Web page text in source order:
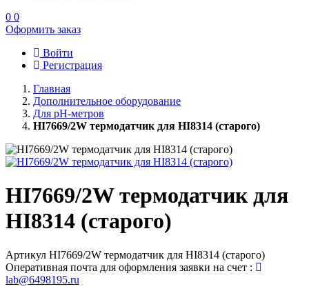
0 0
Оформить заказ
Войти
Регистрация
Главная
Дополнительное оборудование
Для pH-метров
HI7669/2W термодатчик для HI8314 (старого)
HI7669/2W термодатчик для
HI8314 (старого)
Артикул HI7669/2W термодатчик для HI8314 (старого)
Оперативная почта для оформления заявки на счет :
lab@6498195.ru